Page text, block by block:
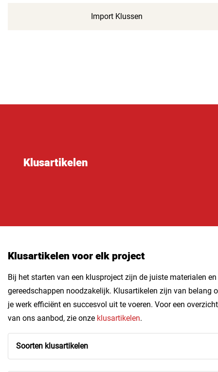
Import Klussen
Klusartikelen
Klusartikelen voor elk project
Bij het starten van een klusproject zijn de juiste materialen en
gereedschappen noodzakelijk. Klusartikelen zijn van belang
je werk efficiënt en succesvol uit te voeren. Voor een overzicht
van ons aanbod, zie onze klusartikelen.
Soorten klusartikelen